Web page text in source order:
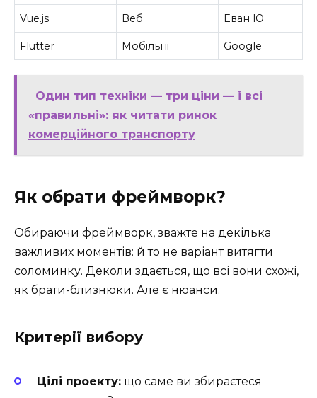
Vue.js Веб Еван Ю
Flutter Мобільні Google
Один тип техніки — три ціни — і всі
«правильні»: як читати ринок
комерційного транспорту
Як обрати фреймворк?
Обираючи фреймворк, зважте на декілька
важливих моментів: й то не варіант витягти
соломинку. Деколи здається, що всі вони схожі,
як брати-близнюки. Але є нюанси.
Критерії вибору
Цілі проекту: що саме ви збираєтеся